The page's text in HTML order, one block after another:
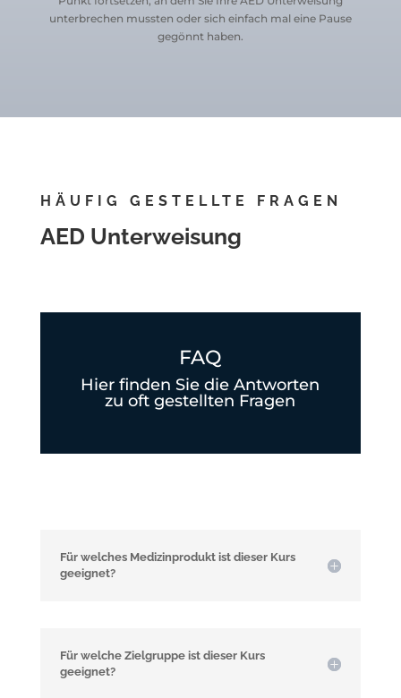
unterbrechen mussten oder sich einfach mal eine Pause
gegönnt haben.
HÄUFIG GESTELLTE FRAGEN
AED Unterweisung
FAQ
Hier finden Sie die Antworten
zu oft gestellten Fragen
Für welches Medizinprodukt ist dieser Kurs
geeignet?
Für welche Zielgruppe ist dieser Kurs
geeignet?